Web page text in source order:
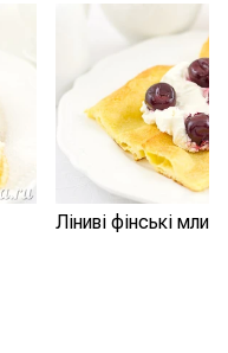
Ліниві фінські